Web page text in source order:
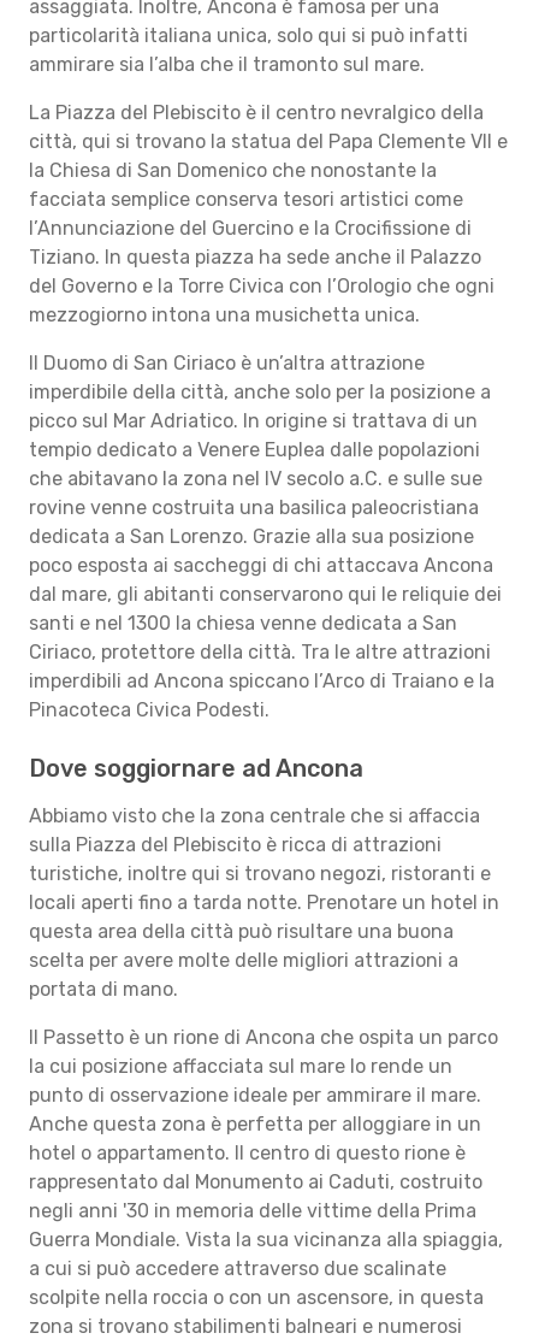
assaggiata. Inoltre, Ancona è famosa per una
particolarità italiana unica, solo qui si può infatti
ammirare sia l’alba che il tramonto sul mare.
La Piazza del Plebiscito è il centro nevralgico della
città, qui si trovano la statua del Papa Clemente VII e
la Chiesa di San Domenico che nonostante la
facciata semplice conserva tesori artistici come
l’Annunciazione del Guercino e la Crocifissione di
Tiziano. In questa piazza ha sede anche il Palazzo
del Governo e la Torre Civica con l’Orologio che ogni
mezzogiorno intona una musichetta unica.
Il Duomo di San Ciriaco è un’altra attrazione
imperdibile della città, anche solo per la posizione a
picco sul Mar Adriatico. In origine si trattava di un
tempio dedicato a Venere Euplea dalle popolazioni
che abitavano la zona nel IV secolo a.C. e sulle sue
rovine venne costruita una basilica paleocristiana
dedicata a San Lorenzo. Grazie alla sua posizione
poco esposta ai saccheggi di chi attaccava Ancona
dal mare, gli abitanti conservarono qui le reliquie dei
santi e nel 1300 la chiesa venne dedicata a San
Ciriaco, protettore della città. Tra le altre attrazioni
imperdibili ad Ancona spiccano l’Arco di Traiano e la
Pinacoteca Civica Podesti.
Dove soggiornare ad Ancona
Abbiamo visto che la zona centrale che si affaccia
sulla Piazza del Plebiscito è ricca di attrazioni
turistiche, inoltre qui si trovano negozi, ristoranti e
locali aperti fino a tarda notte. Prenotare un hotel in
questa area della città può risultare una buona
scelta per avere molte delle migliori attrazioni a
portata di mano.
Il Passetto è un rione di Ancona che ospita un parco
la cui posizione affacciata sul mare lo rende un
punto di osservazione ideale per ammirare il mare.
Anche questa zona è perfetta per alloggiare in un
hotel o appartamento. Il centro di questo rione è
rappresentato dal Monumento ai Caduti, costruito
negli anni '30 in memoria delle vittime della Prima
Guerra Mondiale. Vista la sua vicinanza alla spiaggia,
a cui si può accedere attraverso due scalinate
scolpite nella roccia o con un ascensore, in questa
zona si trovano stabilimenti balneari e numerosi